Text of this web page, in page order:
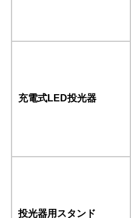
充電式LED投光器
投光器用スタンド